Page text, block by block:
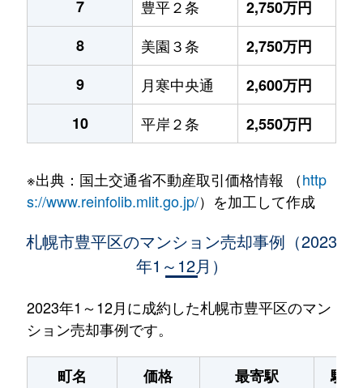
7 豊平２条
2,750万円
8
美園３条
2,750万円
9
月寒中央通
2,600万円
10
平岸２条 2,550万円
※出典：国土交通省不動産取引価格情報 （http
s://www.reinfolib.mlit.go.jp/）を加工して作成
札幌市豊平区のマンション売却事例（2023
年1～12月）
2023年1～12月に成約した札幌市豊平区のマン
ション売却事例です。
町名 価格 最寄駅
駅